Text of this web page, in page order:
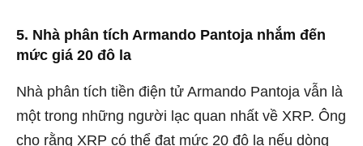
5. Nhà phân tích Armando Pantoja nhắm đến
mức giá 20 đô la
Nhà phân tích tiền điện tử Armando Pantoja vẫn là
một trong những người lạc quan nhất về XRP. Ông
cho rằng XRP có thể đạt mức 20 đô la nếu dòng